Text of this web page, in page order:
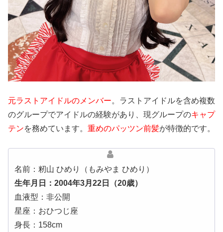
元ラストアイドルのメンバー。ラストアイドルを含め複数
のグループでアイドルの経験があり、現グループのキャプ
テンを務めています。 重めのパッツン前髪が特徴的です。
名前：籾山 ひめり（もみやま ひめり）
生年月日：2004年3月22日（20歳）
血液型：非公開
星座：おひつじ座
身長：158cm